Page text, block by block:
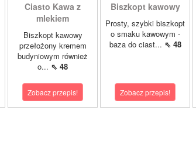
Ciasto Kawa z
mlekiem
Biszkopt kawowy
przełożony kremem
budyniowym również
o... ⇖ 48
Zobacz przepis!
Biszkopt kawowy
Prosty, szybki biszkopt
o smaku kawowym -
baza do ciast... ⇖ 48
Zobacz przepis!